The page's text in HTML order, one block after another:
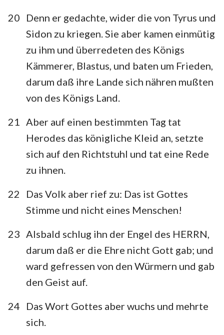
20
Denn er gedachte, wider die von Tyrus und
Sidon zu kriegen. Sie aber kamen einmütig
zu ihm und überredeten des Königs
Kämmerer, Blastus, und baten um Frieden,
darum daß ihre Lande sich nähren mußten
von des Königs Land.
21
Aber auf einen bestimmten Tag tat
Herodes das königliche Kleid an, setzte
sich auf den Richtstuhl und tat eine Rede
zu ihnen.
22
Das Volk aber rief zu: Das ist Gottes
Stimme und nicht eines Menschen!
23 Alsbald schlug ihn der Engel des HERRN,
darum daß er die Ehre nicht Gott gab; und
ward gefressen von den Würmern und gab
den Geist auf.
24
Das Wort Gottes aber wuchs und mehrte
sich.